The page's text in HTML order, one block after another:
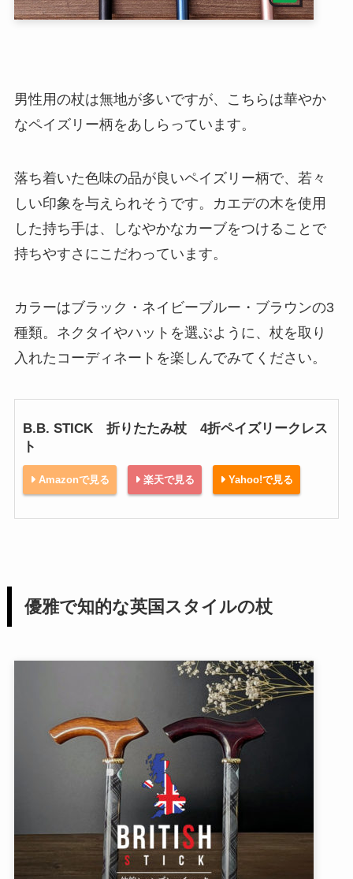
男性用の杖は無地が多いですが、こちらは華やか
なペイズリー柄をあしらっています。
落ち着いた色味の品が良いペイズリー柄で、若々
しい印象を与えられそうです。カエデの木を使用
した持ち手は、しなやかなカーブをつけることで
持ちやすさにこだわっています。
カラーはブラック・ネイビーブルー・ブラウンの3
種類。ネクタイやハットを選ぶように、杖を取り
入れたコーディネートを楽しんでみてください。
B.B. STICK 折りたたみ杖 4折ペイズリークレス
ト
Amazonで見る 楽天で見る Yahoo!で見る
優雅で知的な英国スタイルの杖